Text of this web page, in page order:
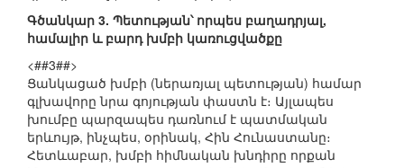
Գծանկար 3. Պետության՝ որպես բաղադրյալ,
համալիր և բարդ խմբի կառուցվածքը
<##3##>
Ցանկացած խմբի (ներառյալ պետության) համար
գլխավորը նրա գոյության փաստն է։ Այլապես
խումբը պարզապես դառնում է պատմական
երևույթ, ինչպես, օրինակ, Հին Հունաստանը։
Հետևաբար, խմբի հիմնական խնդիրը որքան